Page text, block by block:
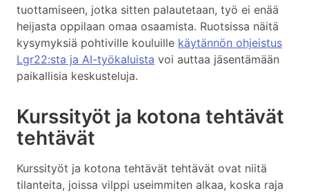
tuottamiseen, jotka sitten palautetaan, työ ei enää
heijasta oppilaan omaa osaamista. Ruotsissa näitä
kysymyksiä pohtiville kouluille käytännön ohjeistus
Lgr22:sta ja AI-työkaluista voi auttaa jäsentämään
paikallisia keskusteluja.
Kurssityöt ja kotona tehtävät
tehtävät
Kurssityöt ja kotona tehtävät tehtävät ovat niitä
tilanteita, joissa vilppi useimmiten alkaa, koska raja